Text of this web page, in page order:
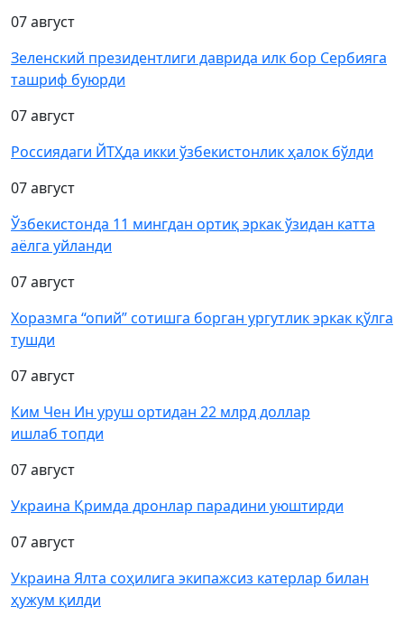
07 август
Зеленский президентлиги даврида илк бор Сербияга
ташриф буюрди
07 август
Россиядаги ЙТҲда икки ўзбекистонлик ҳалок бўлди
07 август
Ўзбекистонда 11 мингдан ортиқ эркак ўзидан катта
аёлга уйланди
07 август
Хоразмга “опий” сотишга борган ургутлик эркак қўлга
тушди
07 август
Ким Чен Ин уруш ортидан 22 млрд доллар
ишлаб топди
07 август
Украина Қримда дронлар парадини уюштирди
07 август
Украина Ялта соҳилига экипажсиз катерлар билан
ҳужум қилди